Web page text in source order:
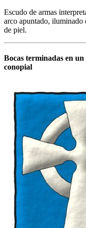
Escudo de armas
arco apuntado, iluminado
de piel.
Bocas terminadas en
conopial